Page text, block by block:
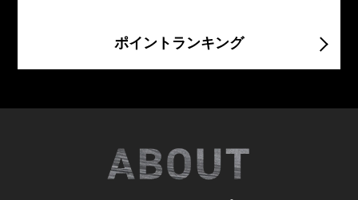
2026 もてぎチャンピオンカップレース ブルテンNo.2を
2026 もてぎチャンピオンカップレース ブルテンNo.1を
発行しました。
ポイントランキング